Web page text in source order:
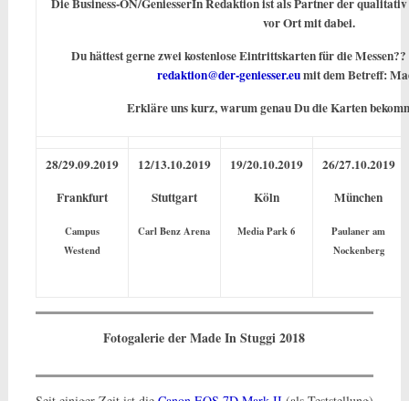
Die Business-ON/GeniesserIn Redaktion ist als Partner der
vor Ort mit dabei.
Du hättest gerne zwei kostenlose Eintrittskarten für die
redaktion@der-geniesser.eumit dem Betreff:
Erkläre uns kurz, warum genau Du die Karten
28/29.09.2019
Frankfurt
Campus
Westend
12/13.10.2019
Stuttgart
Carl Benz Arena
19/20.10.2019
Köln
Media Park 6
26/27.10.2019
München
Paulaner am
Nockenberg
Fotogalerie der Made In Stuggi 2018